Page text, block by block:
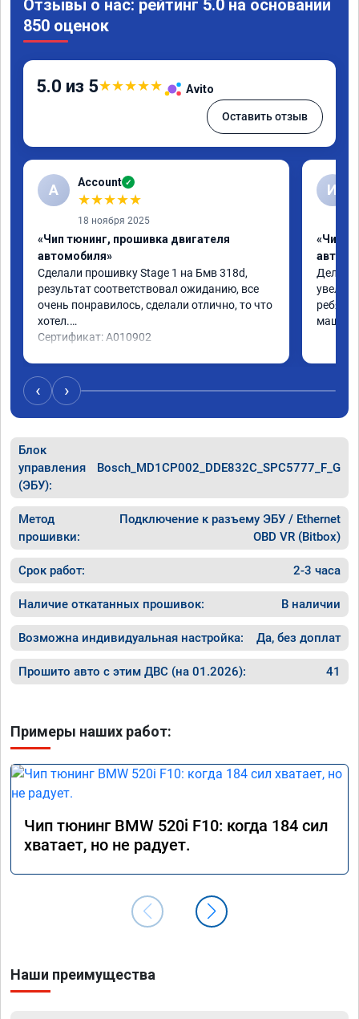
Отзывы о нас: рейтинг 5.0 на основании
850 оценок
5.0 из 5★★★★★ Avito
Оставить отзыв
A Account ✓
★★★★★
18 ноября 2025
«Чип тюнинг, прошивка двигателя
автомобиля»
Сделали прошивку Stage 1 на Бмв 318d,
результат соответствовал ожиданию, все
очень понравилось, сделали отлично, то что
хотел.
Сертификат: A010902
И
«Чип
Делали
ребята
машина
‹ ›
Блок
управления
(ЭБУ):
Bosch_MD1CP002_DDE832C_SPC5777_F_G
Метод
прошивки:
Подключение к разъему ЭБУ / Ethernet
OBD VR (Bitbox)
Срок работ: 2-3 часа
Наличие откатанных прошивок: В наличии
Возможна индивидуальная настройка: Да, без доплат
Прошито авто с этим ДВС (на 01.2026): 41
Примеры наших работ:
Чип тюнинг BMW 520i F10: когда 184 сил
хватает, но не радует.
Наши преимущества